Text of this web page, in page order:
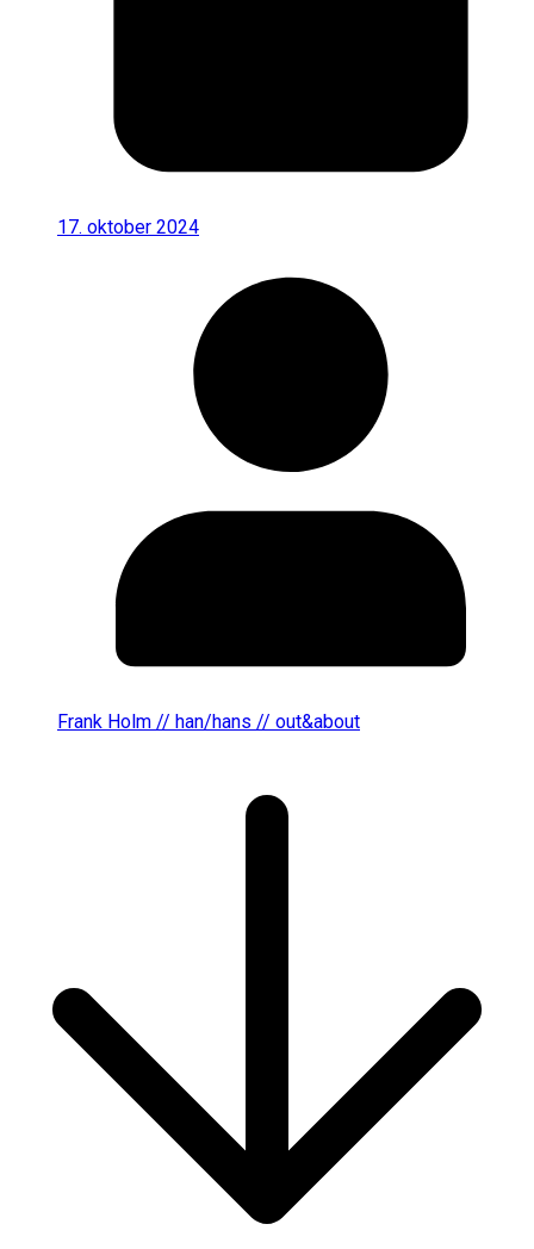
17. oktober 2024
Frank Holm // han/hans // out&about